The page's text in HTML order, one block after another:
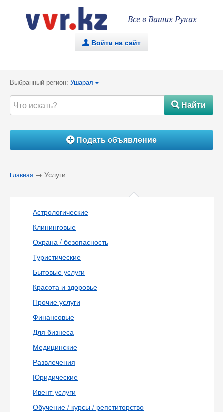
Все в Ваших Руках
. Войти на сайт
Выбранный регион: Ушарал {
#Найти
ÁПодать объявление
Главная → Услуги
Астрологические
Клининговые
Охрана / безопасность
Туристические
Бытовые услуги
Красота и здоровье
Прочие услуги
Финансовые
Для бизнеса
Медицинские
Развлечения
Юридические
Ивент-услуги
Обучение / курсы / репетиторство